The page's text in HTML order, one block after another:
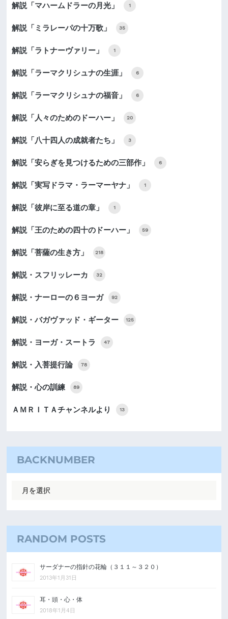
解説「マハームドラーの月光」 1
解説「ミラレーパの十万歌」 35
解説「ラトナーヴァリー」 1
解説「ラーマクリシュナの生涯」 6
解説「ラーマクリシュナの福音」 6
解説「人々のためのドーハー」 20
解説「八十四人の成就者たち」 3
解説「安らぎを見つけるための三部作」 6
解説「実写ドラマ・ラーマーヤナ」 1
解説「彼岸に至る道の章」 1
解説「王のための四十のドーハー」 59
解説「菩薩の生き方」 218
解説・スフリッレーカ 32
解説・ナーローの６ヨーガ 92
解説・バガヴァッド・ギーター 125
解説・ヨーガ・スートラ 47
解説・入菩提行論 78
解説・心の訓練 89
ＡＭＲＩＴＡチャンネルより 13
BACKNUMBER
RANDOM POSTS
サーダナーの指針の花輪（３１１～３２０）
2013年1月31日
耳・頭・心・体
2018年1月4日